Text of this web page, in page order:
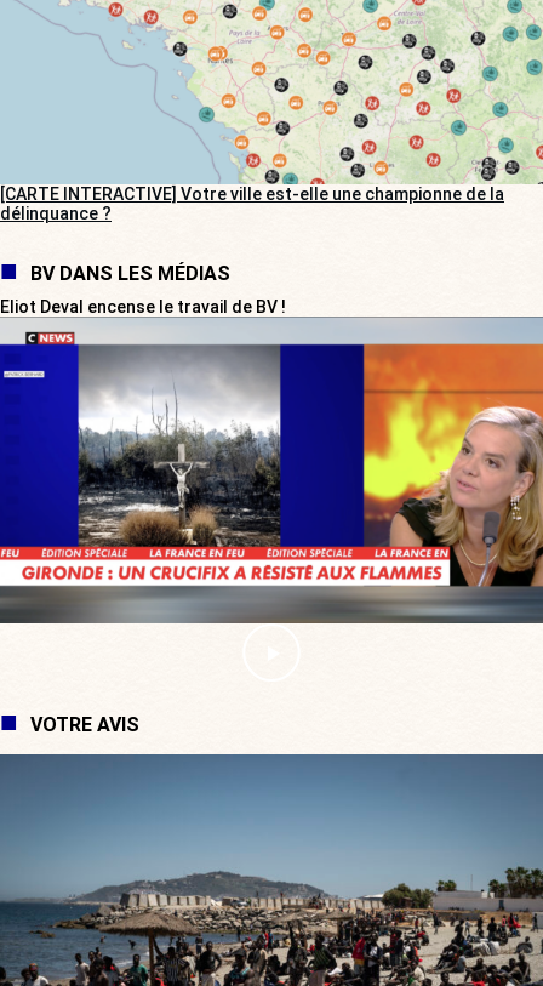
[CARTE INTERACTIVE] Votre ville est-elle une championne de la
délinquance ?
BV DANS LES MÉDIAS
Eliot Deval encense le travail de BV !
VOTRE AVIS